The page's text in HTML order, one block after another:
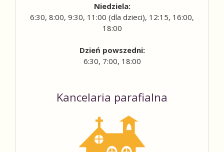
Niedziela:
6:30, 8:00, 9:30, 11:00 (dla dzieci), 12:15, 16:00,
18:00
Dzień powszedni:
6:30, 7:00, 18:00
Kancelaria parafialna